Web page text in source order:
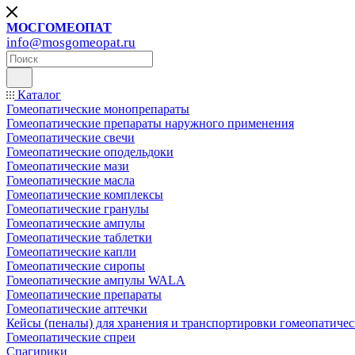
МОСГОМЕОПАТ
info@mosgomeopat.ru
Каталог
Гомеопатические монопрепараты
Гомеопатические препараты наружного применения
Гомеопатические свечи
Гомеопатические оподельдоки
Гомеопатические мази
Гомеопатические масла
Гомеопатические комплексы
Гомеопатические гранулы
Гомеопатические ампулы
Гомеопатические таблетки
Гомеопатические капли
Гомеопатические сиропы
Гомеопатические ампулы WALA
Гомеопатические препараты
Гомеопатические аптечки
Кейсы (пеналы) для хранения и транспортировки
Гомеопатические спреи
Спагирики